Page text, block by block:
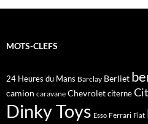
MOTS-CLEFS
24 Heures du Mans Barclay Berliet
camion caravane Chevroletciterne
Dinky Toys Esso Ferrari Fiat